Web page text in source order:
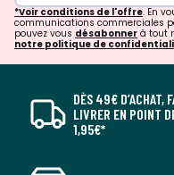
*Voir conditions de l'offre. En
communications commerciales
pouvez vous désabonner à tout
notre politique de
DÈS 49€ D’ACHAT,
LIVRER EN POINT
1,95€*